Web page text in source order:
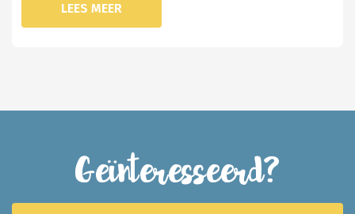
LEES MEER
Geïnteresseerd?